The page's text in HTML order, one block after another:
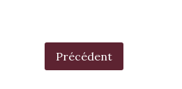
NAVIGATION
Précédent